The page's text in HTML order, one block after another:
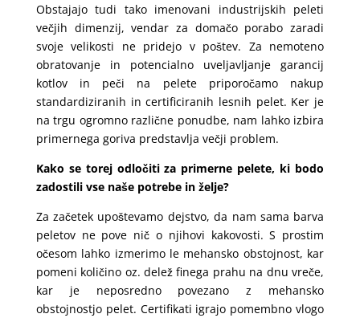
Obstajajo tudi tako imenovani industrijskih peleti
večjih dimenzij, vendar za domačo porabo zaradi
svoje velikosti ne pridejo v poštev. Za nemoteno
obratovanje in potencialno uveljavljanje garancij
kotlov in peči na pelete priporočamo nakup
standardiziranih in certificiranih lesnih pelet. Ker je
na trgu ogromno različne ponudbe, nam lahko izbira
primernega goriva predstavlja večji problem.
Kako se torej odločiti za primerne pelete, ki bodo
zadostili vse naše potrebe in želje?
Za začetek upoštevamo dejstvo, da nam sama barva
peletov ne pove nič o njihovi kakovosti. S prostim
očesom lahko izmerimo le mehansko obstojnost, kar
pomeni količino oz. delež finega prahu na dnu vreče,
kar je neposredno povezano z mehansko
obstojnostjo pelet. Certifikati igrajo pomembno vlogo